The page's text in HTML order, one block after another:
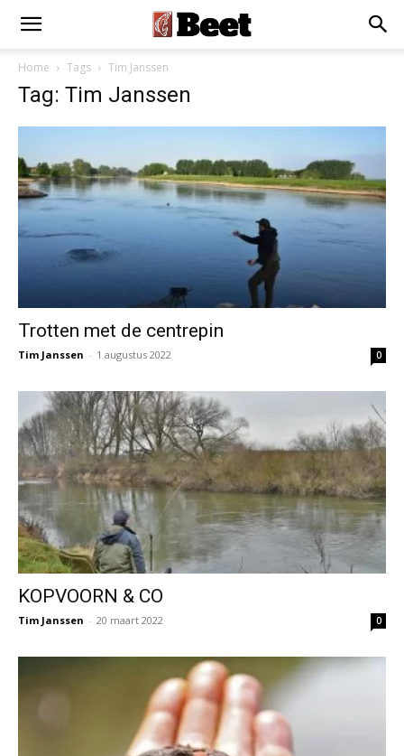
Home Tags Tim Janssen
Tag: Tim Janssen
Trotten met de centrepin
Tim Janssen - 1 augustus 2022 0
KOPVOORN & CO
Tim Janssen - 20 maart 2022 0